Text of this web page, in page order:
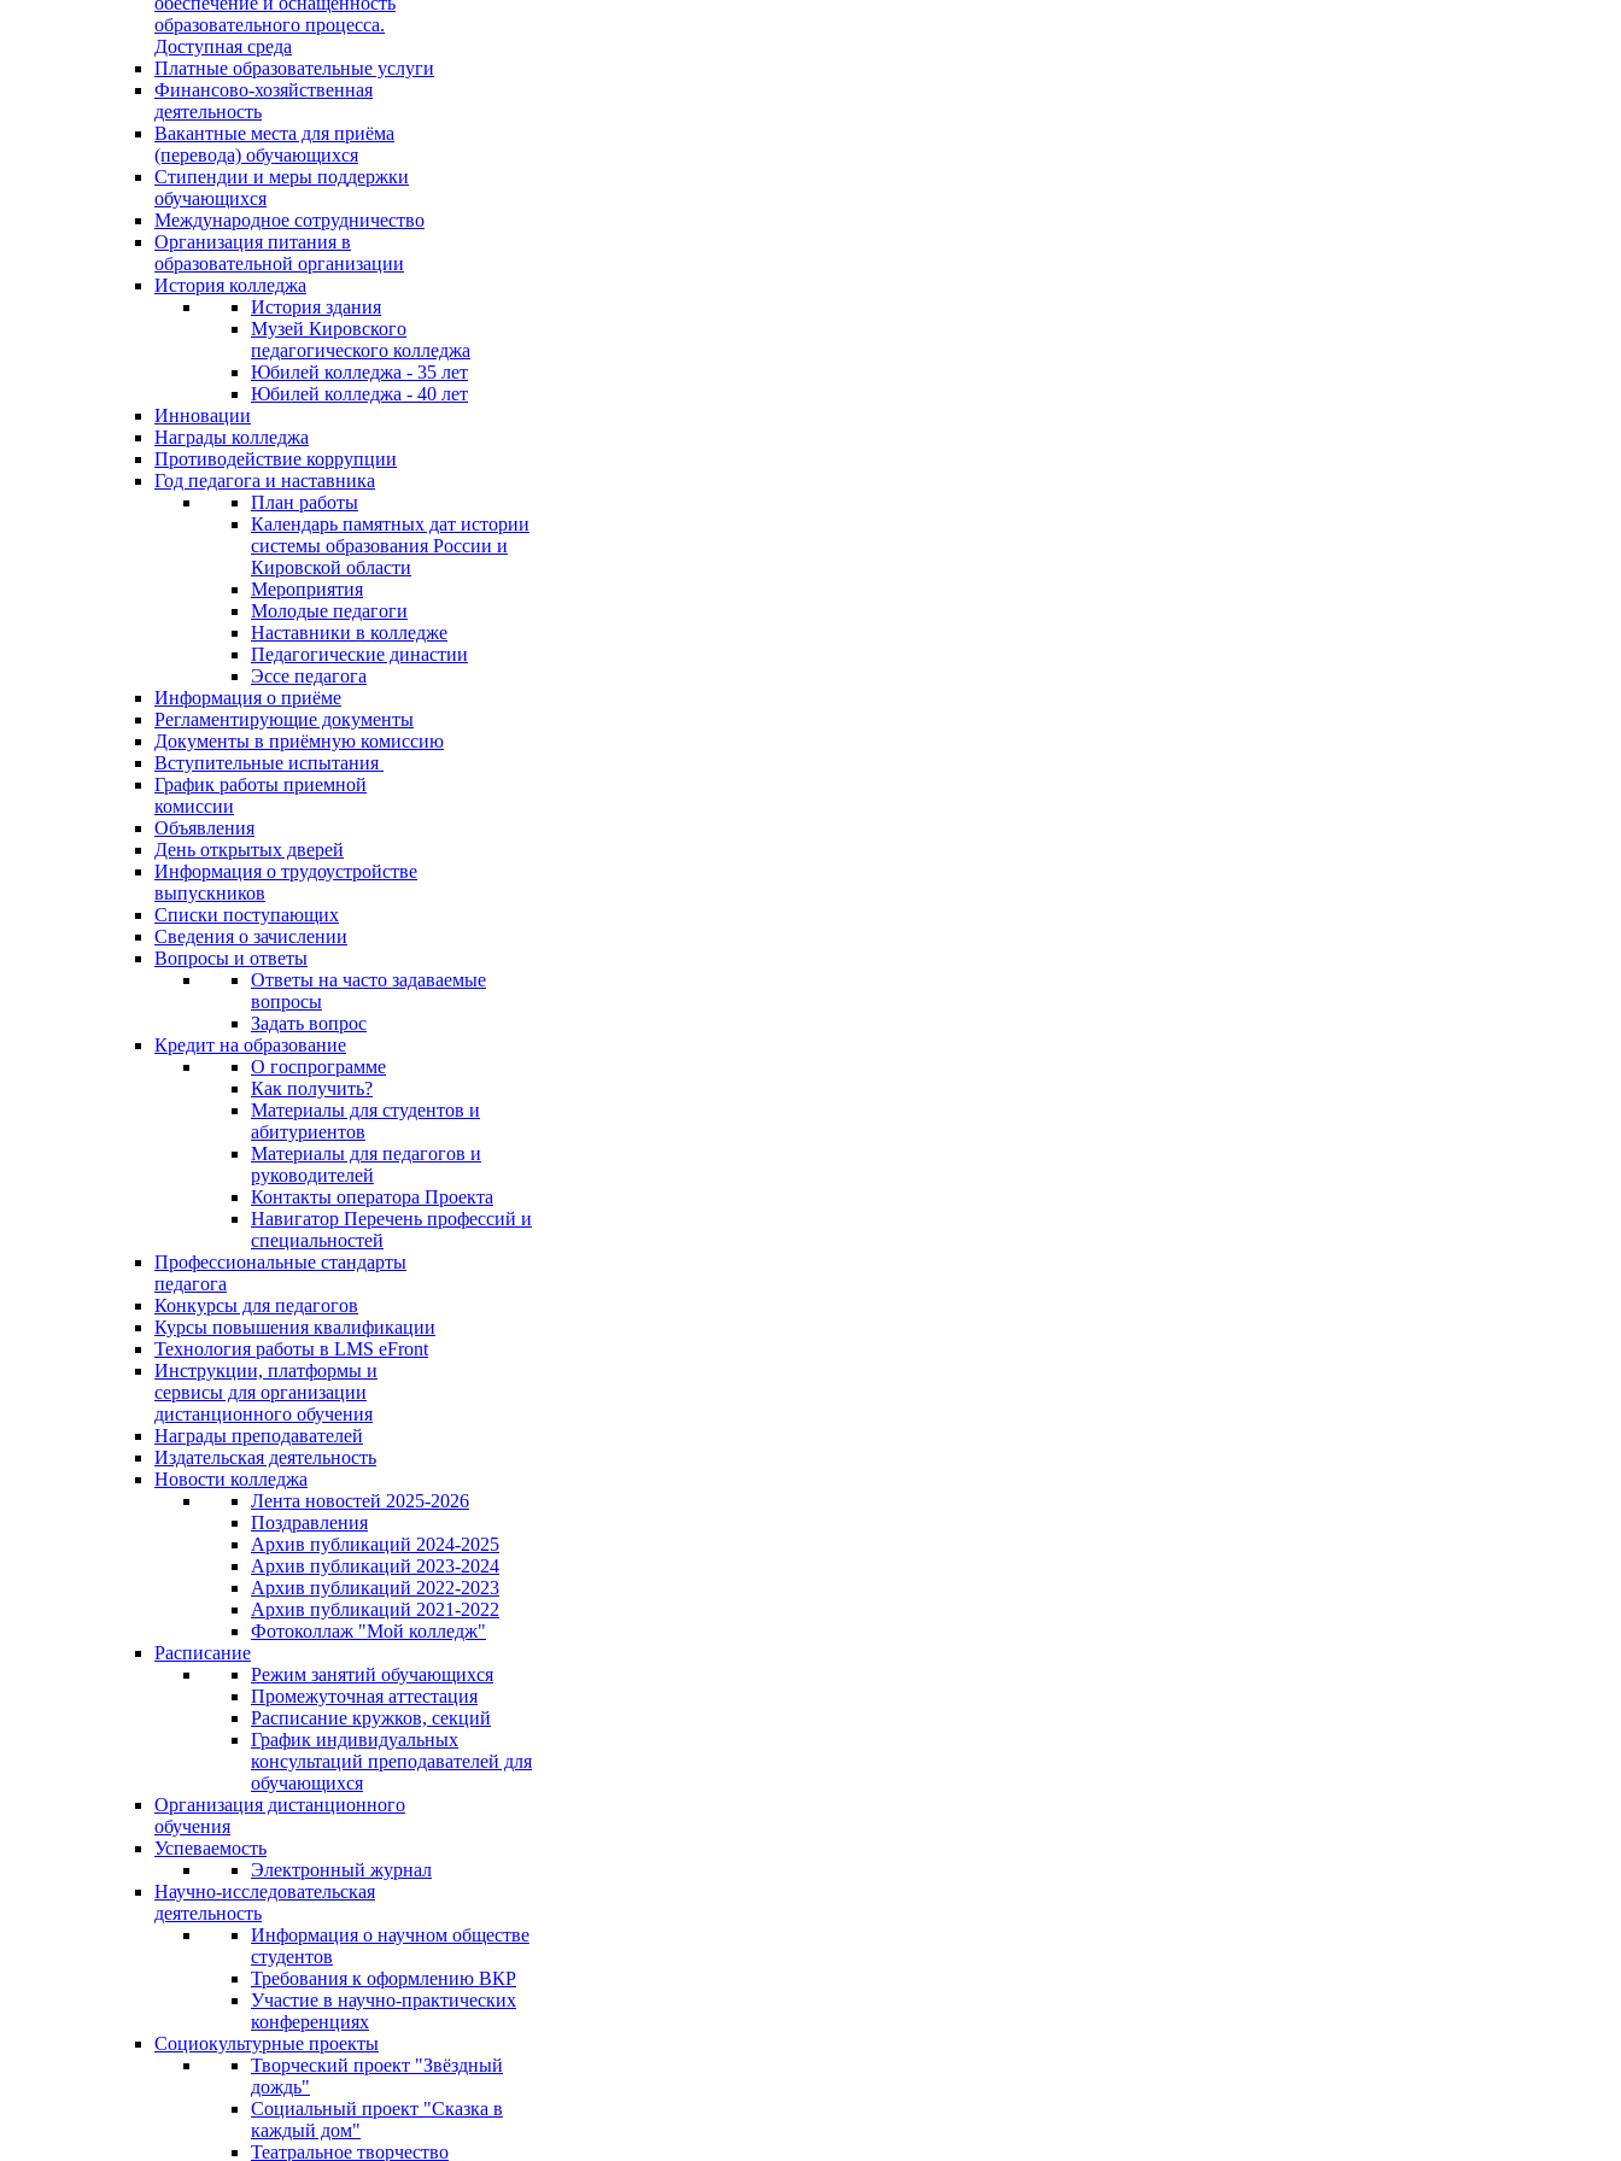
образовательного процесса.
Доступная среда
Платные образовательные услуги
Финансово-хозяйственная
деятельность
Вакантные места для приёма
(перевода) обучающихся
Стипендии и меры поддержки
обучающихся
Международное сотрудничество
Организация питания в
образовательной организации
История колледжа
История здания
Музей Кировского
педагогического колледжа
Юбилей колледжа - 35 лет
Юбилей колледжа - 40 лет
Инновации
Награды колледжа
Противодействие коррупции
Год педагога и наставника
План работы
Календарь памятных дат истории
системы образования России и
Кировской области
Мероприятия
Молодые педагоги
Наставники в колледже
Педагогические династии
Эссе педагога
Информация о приёме
Регламентирующие документы
Документы в приёмную комиссию
Вступительные испытания
График работы приемной
комиссии
Объявления
День открытых дверей
Информация о трудоустройстве
выпускников
Списки поступающих
Сведения о зачислении
Вопросы и ответы
Ответы на часто задаваемые
вопросы
Задать вопрос
Кредит на образование
О госпрограмме
Как получить?
Материалы для студентов и
абитуриентов
Материалы для педагогов и
руководителей
Контакты оператора Проекта
Навигатор Перечень профессий и
специальностей
Профессиональные стандарты
педагога
Конкурсы для педагогов
Курсы повышения квалификации
Технология работы в LMS eFront
Инструкции, платформы и
сервисы для организации
дистанционного обучения
Награды преподавателей
Издательская деятельность
Новости колледжа
Лента новостей 2025-2026
Поздравления
Архив публикаций 2024-2025
Архив публикаций 2023-2024
Архив публикаций 2022-2023
Архив публикаций 2021-2022
Фотоколлаж "Мой колледж"
Расписание
Режим занятий обучающихся
Промежуточная аттестация
Расписание кружков, секций
График индивидуальных
консультаций преподавателей для
обучающихся
Организация дистанционного
обучения
Успеваемость
Электронный журнал
Научно-исследовательская
деятельность
Информация о научном обществе
студентов
Требования к оформлению ВКР
Участие в научно-практических
конференциях
Социокультурные проекты
Творческий проект "Звёздный
дождь"
Социальный проект "Сказка в
каждый дом"
Театральное творчество